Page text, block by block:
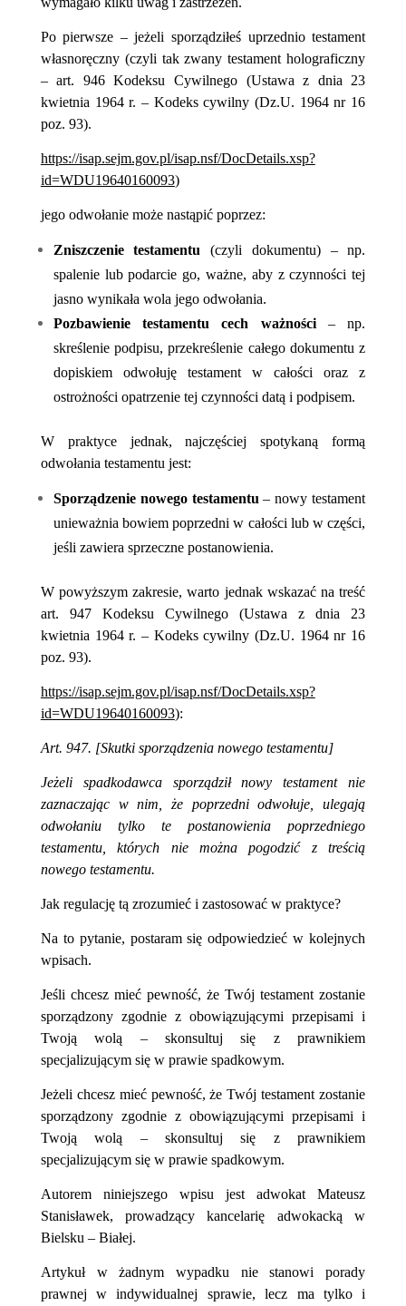
Po pierwsze – jeżeli sporządziłeś uprzednio testament
własnoręczny (czyli tak zwany testament holograficzny
– art. 946 Kodeksu Cywilnego (Ustawa z dnia 23
kwietnia 1964 r. – Kodeks cywilny (Dz.U. 1964 nr 16
poz. 93).
https://isap.sejm.gov.pl/isap.nsf/DocDetails.xsp?
id=WDU19640160093)
jego odwołanie może nastąpić poprzez:
Zniszczenie testamentu (czyli dokumentu) – np.
spalenie lub podarcie go, ważne, aby z czynności tej
jasno wynikała wola jego odwołania.
Pozbawienie testamentu cech ważności– np.
skreślenie podpisu, przekreślenie całego dokumentu z
dopiskiem odwołuję testament w całości oraz z
ostrożności opatrzenie tej czynności datą i podpisem.
W praktyce jednak, najczęściej spotykaną formą
odwołania testamentu jest:
Sporządzenie nowego testamentu – nowy testament
unieważnia bowiem poprzedni w całości lub w części,
jeśli zawiera sprzeczne postanowienia.
W powyższym zakresie, warto jednak wskazać na treść
art. 947 Kodeksu Cywilnego (Ustawa z dnia 23
kwietnia 1964 r. – Kodeks cywilny (Dz.U. 1964 nr 16
poz. 93).
https://isap.sejm.gov.pl/isap.nsf/DocDetails.xsp?
id=WDU19640160093):
Art. 947. [Skutki sporządzenia nowego testamentu]
Jeżeli spadkodawca sporządził nowy testament nie
zaznaczając w nim, że poprzedni odwołuje, ulegają
odwołaniu tylko te postanowienia poprzedniego
testamentu, których nie można pogodzić z treścią
nowego testamentu.
Jak regulację tą zrozumieć i zastosować w praktyce?
Na to pytanie, postaram się odpowiedzieć w kolejnych
wpisach.
Jeśli chcesz mieć pewność, że Twój testament zostanie
sporządzony zgodnie z obowiązującymi przepisami i
Twoją wolą – skonsultuj się z prawnikiem
specjalizującym się w prawie spadkowym.
Jeżeli chcesz mieć pewność, że Twój testament zostanie
sporządzony zgodnie z obowiązującymi przepisami i
Twoją wolą – skonsultuj się z prawnikiem
specjalizującym się w prawie spadkowym.
Autorem niniejszego wpisu jest adwokat Mateusz
Stanisławek, prowadzący kancelarię adwokacką w
Bielsku – Białej.
Artykuł w żadnym wypadku nie stanowi porady
prawnej w indywidualnej sprawie, lecz ma tylko i